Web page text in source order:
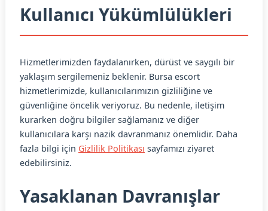
Kullanıcı Yükümlülükleri
Hizmetlerimizden faydalanırken, dürüst ve saygılı bir
yaklaşım sergilemeniz beklenir. Bursa escort
hizmetlerimizde, kullanıcılarımızın gizliliğine ve
güvenliğine öncelik veriyoruz. Bu nedenle, iletişim
kurarken doğru bilgiler sağlamanız ve diğer
kullanıcılara karşı nazik davranmanız önemlidir. Daha
fazla bilgi için Gizlilik Politikası sayfamızı ziyaret
edebilirsiniz.
Yasaklanan Davranışlar